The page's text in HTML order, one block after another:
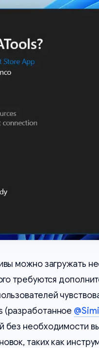
можно загружать
требуются
(разработанное
без необходимости
таких как